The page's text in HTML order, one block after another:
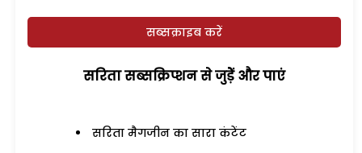
सब्सक्राइब करें
सरिता सब्सक्रिप्शन से जुड़ेें और पाएं
सरिता मैगजीन का सारा कंटेंट